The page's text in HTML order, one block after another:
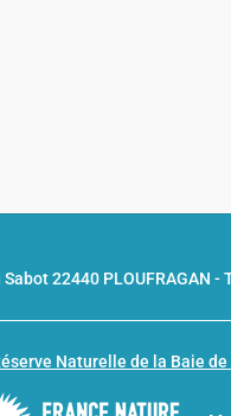
Sabot 22440 PLOUFRAGAN -
Naturelle de la Baie